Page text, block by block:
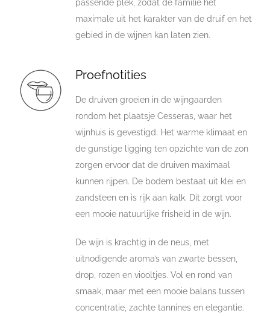
passende plek, zodat de familie het
maximale uit het karakter van de druif en het
gebied in de wijnen kan laten zien.
Proefnotities
De druiven groeien in de wijngaarden
rondom het plaatsje Cesseras, waar het
wijnhuis is gevestigd. Het warme klimaat en
de gunstige ligging ten opzichte van de zon
zorgen ervoor dat de druiven maximaal
kunnen rijpen. De bodem bestaat uit klei en
zandsteen en is rijk aan kalk. Dit zorgt voor
een mooie natuurlijke frisheid in de wijn.
De wijn is krachtig in de neus, met
uitnodigende aroma’s van zwarte bessen,
drop, rozen en viooltjes. Vol en rond van
smaak, maar met een mooie balans tussen
concentratie, zachte tannines en elegantie.